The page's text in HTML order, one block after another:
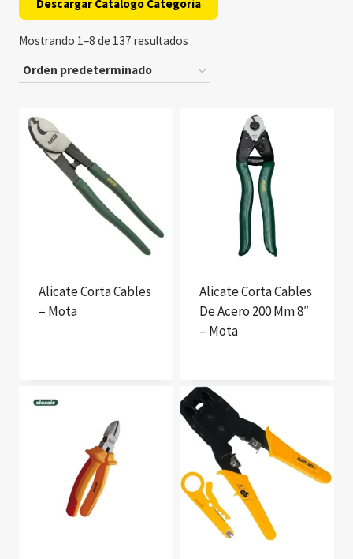
Descargar Catálogo Categoría
Mostrando 1–8 de 137 resultados
Alicate Corta Cables
– Mota
Alicate Corta Cables
De Acero 200 Mm 8″
– Mota